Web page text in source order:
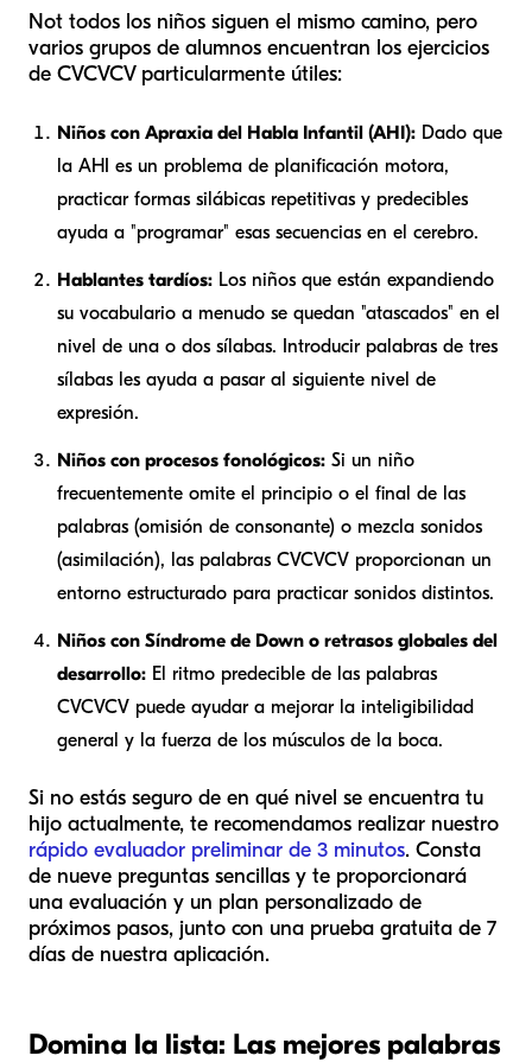
Not todos los niños siguen el mismo camino, pero
varios grupos de alumnos encuentran los ejercicios
de CVCVCV particularmente útiles:
Niños con Apraxia del Habla Infantil (AHI): Dado que
la AHI es un problema de planificación motora,
practicar formas silábicas repetitivas y predecibles
ayuda a "programar" esas secuencias en el cerebro.
Hablantes tardíos: Los niños que están expandiendo
su vocabulario a menudo se quedan "atascados" en el
nivel de una o dos sílabas. Introducir palabras de tres
sílabas les ayuda a pasar al siguiente nivel de
expresión.
Niños con procesos fonológicos: Si un niño
frecuentemente omite el principio o el final de las
palabras (omisión de consonante) o mezcla sonidos
(asimilación), las palabras CVCVCV proporcionan un
entorno estructurado para practicar sonidos distintos.
Niños con Síndrome de Down o retrasos globales del
desarrollo: El ritmo predecible de las palabras
CVCVCV puede ayudar a mejorar la inteligibilidad
general y la fuerza de los músculos de la boca.
Si no estás seguro de en qué nivel se encuentra tu
hijo actualmente, te recomendamos realizar nuestro
rápido evaluador preliminar de 3 minutos. Consta
de nueve preguntas sencillas y te proporcionará
una evaluación y un plan personalizado de
próximos pasos, junto con una prueba gratuita de 7
días de nuestra aplicación.
Domina la lista: Las mejores palabras